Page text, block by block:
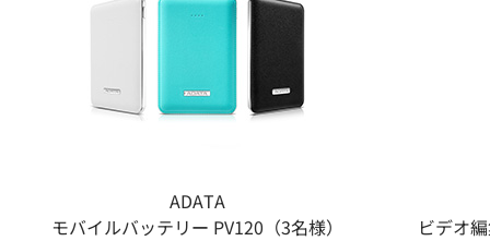
ADATA
モバイルバッテリー PV120（3名様）
ビデオ